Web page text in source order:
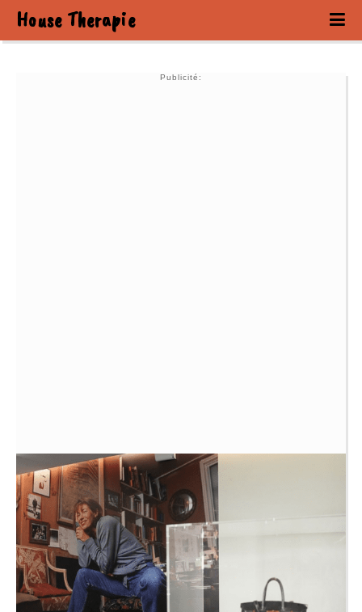
House Therapie
Publicité: